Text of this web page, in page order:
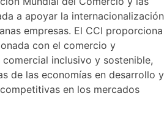
a apoyar la internacionalización
empresas. El CCI proporciona
con el comercio y
inclusivo y sostenible,
de las economías en desarrollo y
en los mercados